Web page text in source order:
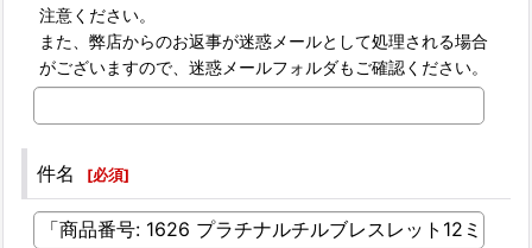
注意ください。
また、弊店からのお返事が迷惑メールとして処理される場合
がございますので、迷惑メールフォルダもご確認ください。
件名 [必須]